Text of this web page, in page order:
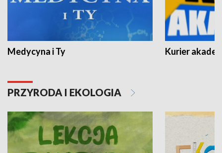
Medycyna i Ty Kurier
PRZYRODA I EKOLOGIA